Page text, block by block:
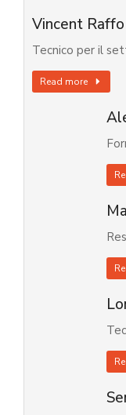
Vincent Raffo
Tecnico per il
Read more